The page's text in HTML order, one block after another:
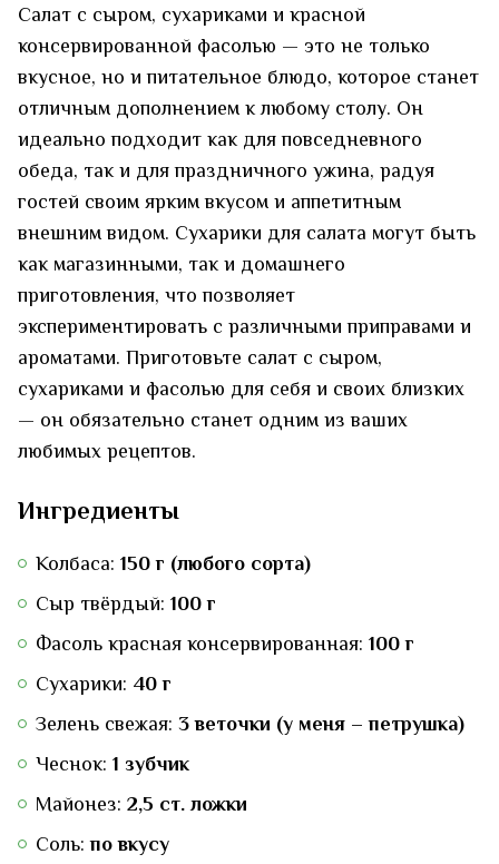
Салат с сыром, сухариками и красной
консервированной фасолью — это не только
вкусное, но и питательное блюдо, которое станет
отличным дополнением к любому столу. Он
идеально подходит как для повседневного
обеда, так и для праздничного ужина, радуя
гостей своим ярким вкусом и аппетитным
внешним видом. Сухарики для салата могут быть
как магазинными, так и домашнего
приготовления, что позволяет
экспериментировать с различными приправами и
ароматами. Приготовьте салат с сыром,
сухариками и фасолью для себя и своих близких
— он обязательно станет одним из ваших
любимых рецептов.
Ингредиенты
Колбаса: 150 г (любого сорта)
Сыр твёрдый: 100 г
Фасоль красная консервированная: 100 г
Сухарики: 40 г
Зелень свежая: 3 веточки (у меня – петрушка)
Чеснок: 1 зубчик
Майонез: 2,5 ст. ложки
Соль:по вкусу